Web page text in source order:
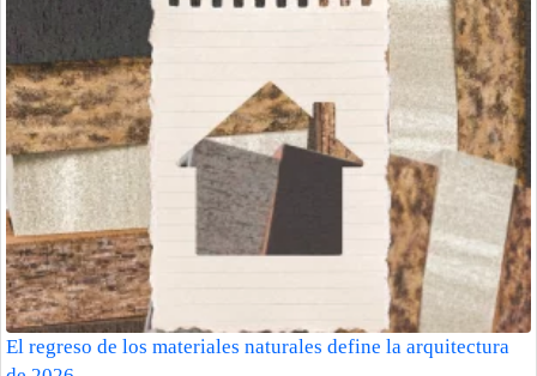
El regreso de los materiales naturales define la arquitectura